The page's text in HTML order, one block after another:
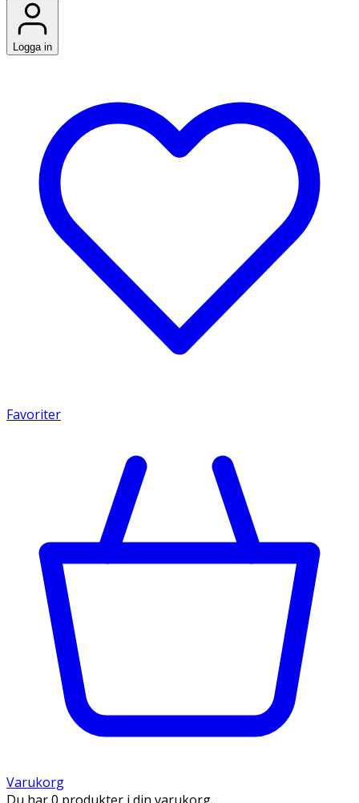
Logga in
Favoriter
Varukorg